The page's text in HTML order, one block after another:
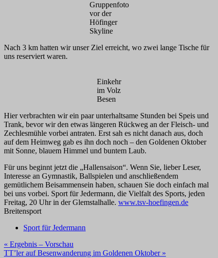
Gruppenfoto
vor der
Höfinger
Skyline
Nach 3 km hatten wir unser Ziel erreicht, wo zwei lange Tische für
uns reserviert waren.
Einkehr
im Volz
Besen
Hier verbrachten wir ein paar unterhaltsame Stunden bei Speis und
Trank, bevor wir den etwas längeren Rückweg an der Fleisch- und
Zechlesmühle vorbei antraten. Erst sah es nicht danach aus, doch
auf dem Heimweg gab es ihn doch noch – den Goldenen Oktober
mit Sonne, blauem Himmel und buntem Laub.
Für uns beginnt jetzt die „Hallensaison“. Wenn Sie, lieber Leser,
Interesse an Gymnastik, Ballspielen und anschließendem
gemütlichem Beisammensein haben, schauen Sie doch einfach mal
bei uns vorbei. Sport für Jedermann, die Vielfalt des Sports, jeden
Freitag, 20 Uhr in der Glemstalhalle. www.tsv-hoefingen.de
Breitensport
Sport für Jedermann
Beitragsnavigation
« Ergebnis – Vorschau
TT’ler auf Besenwanderung im Goldenen Oktober »